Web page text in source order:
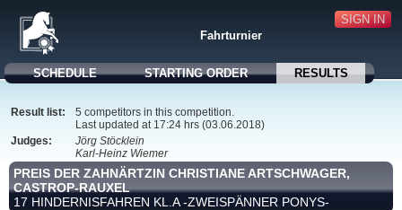
SIGN IN
Fahrturnier
SCHEDULE STARTING ORDER RESULTS
Result list:
5 competitors in this competition.
Last updated at 17:24 hrs (03.06.2018)
Judges:
Jörg Stöcklein
Karl-Heinz Wiemer
PREIS DER ZAHNÄRTZIN CHRISTIANE ARTSCHWAGER,
CASTROP-RAUXEL
17 HINDERNISFAHREN KL.A -ZWEISPÄNNER PONYS-